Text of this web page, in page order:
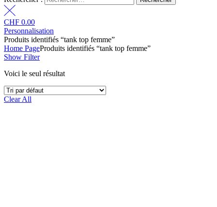
CHF 0.00
Personnalisation
Produits identifiés “tank top femme”
Home PageProduits identifiés “tank top femme”
Show Filter
Voici le seul résultat
Clear All